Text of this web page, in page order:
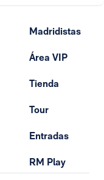
Madridistas
Área VIP
Tienda
Tour
Entradas
RM Play